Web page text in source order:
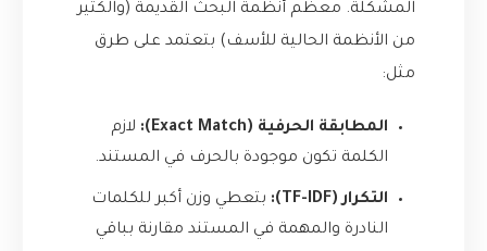
المشكلة. معظم أنظمة البحث القديمة (والكثير
من الأنظمة الحالية للأسف) بتعتمد على طرق
مثل:
المطابقة الحرفية (Exact Match):
لازم
الكلمة تكون موجودة بالحرف في المستند.
التكرار (TF-IDF):
بتعطي وزن أكبر للكلمات
النادرة والمهمة في المستند مقارنة بباقي